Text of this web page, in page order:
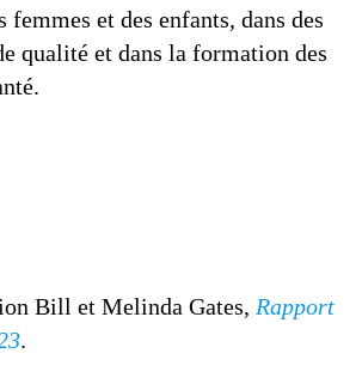
femmes et des enfants, dans des
qualité et dans la formation des
Bill et Melinda Gates, Rapport
.